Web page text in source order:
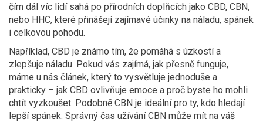
čím dál víc lidí sahá po přírodních doplňcích jako CBD, CBN,
nebo HHC, které přinášejí zajímavé účinky na náladu, spánek
i celkovou pohodu.
Například, CBD je známo tím, že pomáhá s úzkostí a
zlepšuje náladu. Pokud vás zajímá, jak přesně funguje,
máme u nás článek, který to vysvětluje jednoduše a
prakticky – jak CBD ovlivňuje emoce a proč byste ho mohli
chtít vyzkoušet. Podobně CBN je ideální pro ty, kdo hledají
lepší spánek. Správný čas užívání CBN může mít na váš